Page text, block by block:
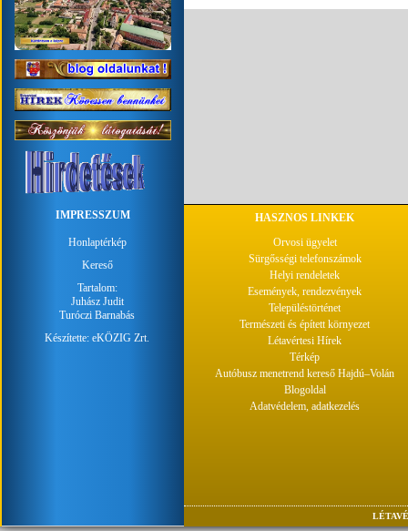
IMPRESSZUM
Honlaptérkép
Kereső
Tartalom:
Juhász Judit
Turóczi Barnabás
Készítette:eKÖZIG Zrt.
HASZNOS LINKEK
Orvosi ügyelet
Sürgősségi telefonszámok
Helyi rendeletek
Események, rendezvények
Településtörténet
Természeti és épített környezet
Létavértesi Hírek
Térkép
Autóbusz menetrend kereső Hajdú–Volán
Blogoldal
Adatvédelem, adatkezelés